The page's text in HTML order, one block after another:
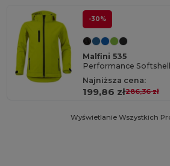
-30%
Malfini 535
Performance
Najniższa cena:
199,86 zł286,36 zł
Wyświetlanie Wszystkich